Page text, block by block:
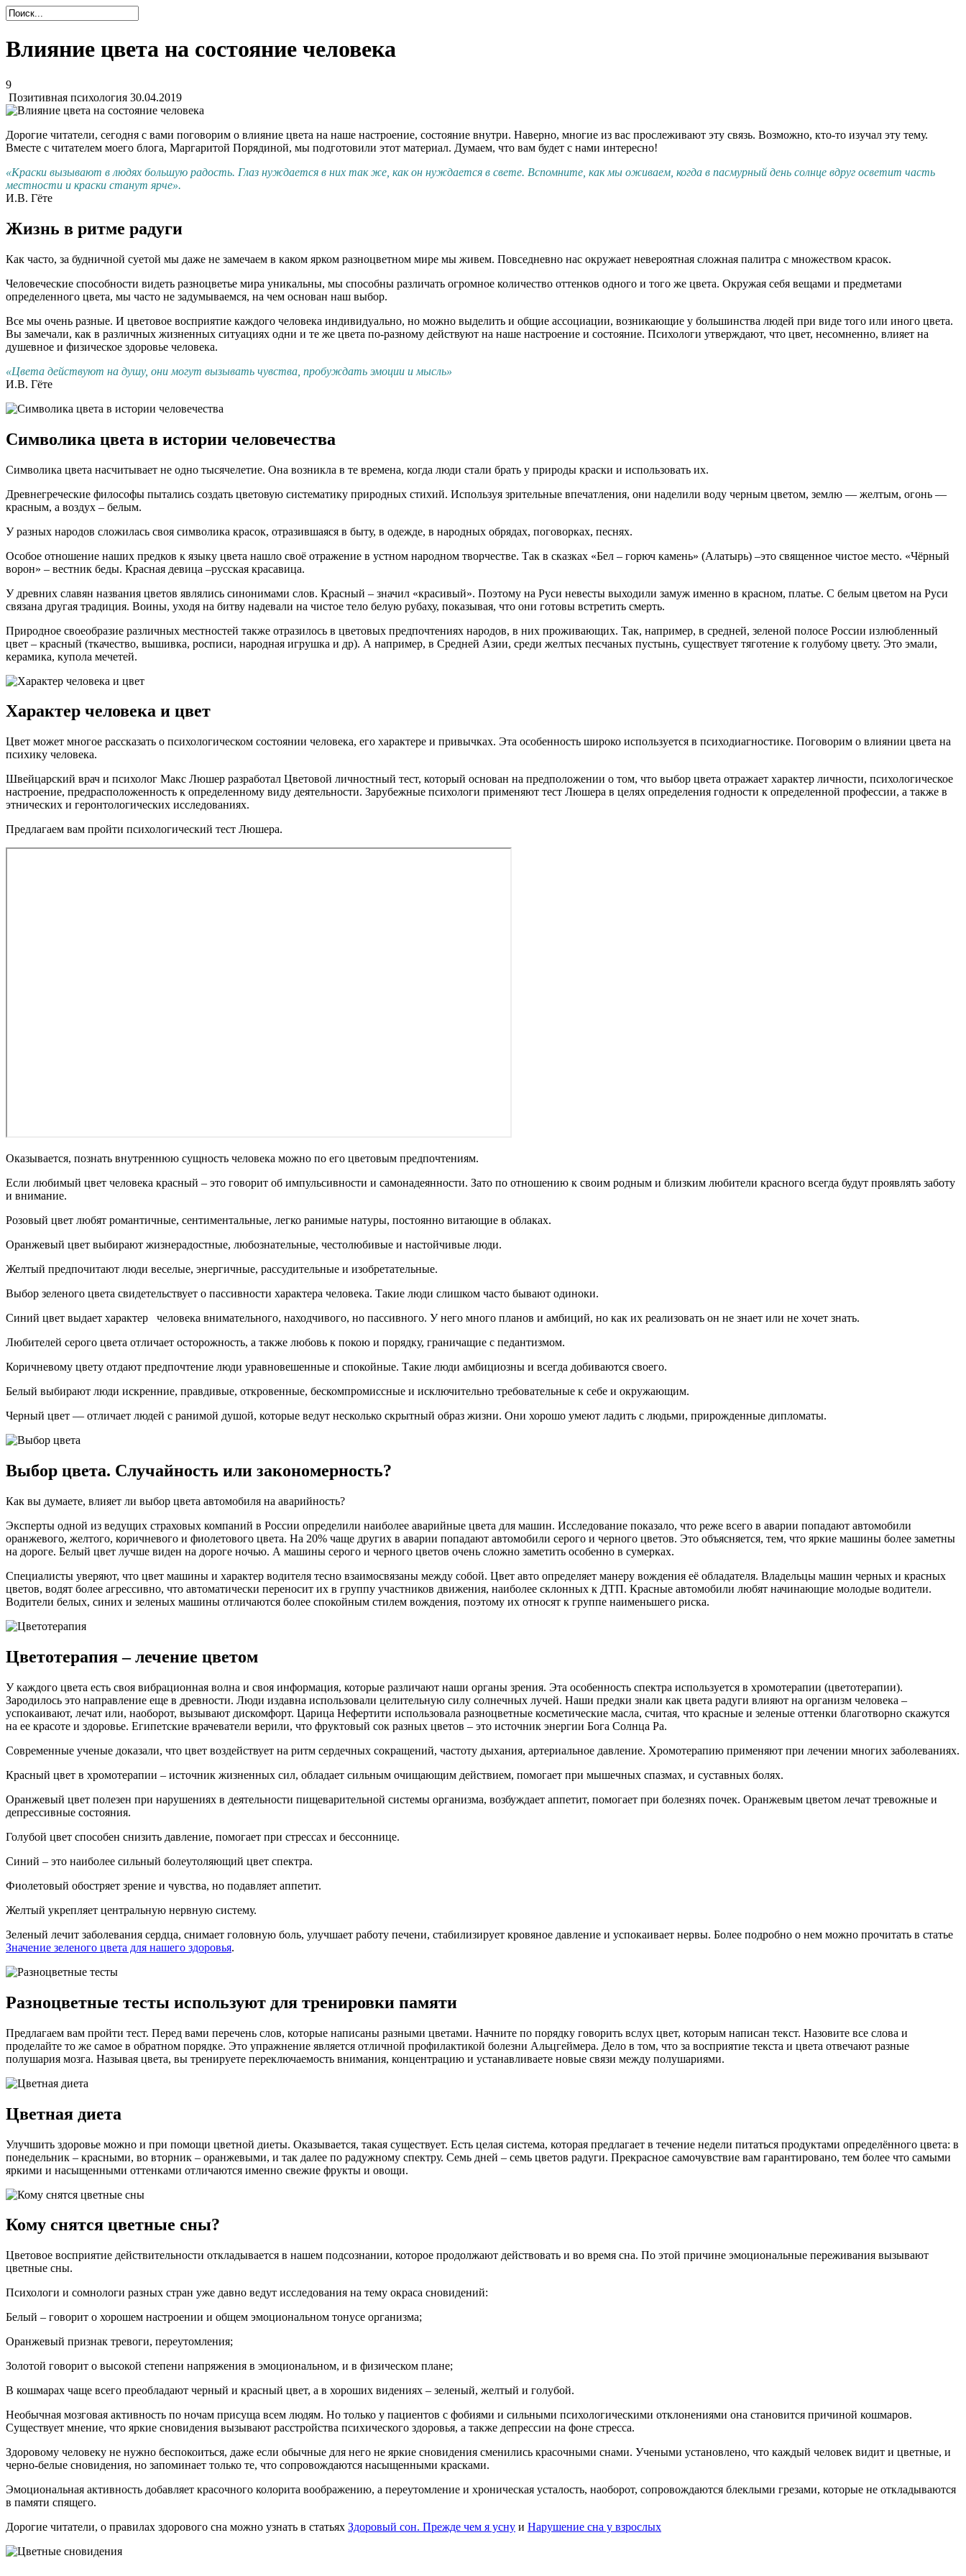
Влияние цвета на состояние человека
9
Позитивная психология 30.04.2019
Дорогие читатели, сегодня с вами поговорим о влияние цвета на наше настроение, состояние внутри. Наверно, многие из вас прослеживают эту связь. Возможно, кто-то изучал эту тему.
Вместе с читателем моего блога, Маргаритой Порядиной, мы подготовили этот материал. Думаем, что вам будет с нами интересно!
«Краски вызывают в людях большую радость. Глаз нуждается в них так же, как он нуждается в свете. Вспомните, как мы оживаем, когда в пасмурный день солнце вдруг осветит часть
местности и краски станут ярче».
И.В. Гёте
Жизнь в ритме радуги
Как часто, за будничной суетой мы даже не замечаем в каком ярком разноцветном мире мы живем. Повседневно нас окружает невероятная сложная палитра с множеством красок.
Человеческие способности видеть разноцветье мира уникальны, мы способны различать огромное количество оттенков одного и того же цвета. Окружая себя вещами и предметами
определенного цвета, мы часто не задумываемся, на чем основан наш выбор.
Все мы очень разные. И цветовое восприятие каждого человека индивидуально, но можно выделить и общие ассоциации, возникающие у большинства людей при виде того или иного цвета.
Вы замечали, как в различных жизненных ситуациях одни и те же цвета по-разному действуют на наше настроение и состояние. Психологи утверждают, что цвет, несомненно, влияет на
душевное и физическое здоровье человека.
«Цвета действуют на душу, они могут вызывать чувства, пробуждать эмоции и мысль»
И.В. Гёте
Символика цвета в истории человечества
Символика цвета насчитывает не одно тысячелетие. Она возникла в те времена, когда люди стали брать у природы краски и использовать их.
Древнегреческие философы пытались создать цветовую систематику природных стихий. Используя зрительные впечатления, они наделили воду черным цветом, землю — желтым, огонь —
красным, а воздух – белым.
У разных народов сложилась своя символика красок, отразившаяся в быту, в одежде, в народных обрядах, поговорках, песнях.
Особое отношение наших предков к языку цвета нашло своё отражение в устном народном творчестве. Так в сказках «Бел – горюч камень» (Алатырь) –это священное чистое место. «Чёрный
ворон» – вестник беды. Красная девица –русская красавица.
У древних славян названия цветов являлись синонимами слов. Красный – значил «красивый». Поэтому на Руси невесты выходили замуж именно в красном, платье. С белым цветом на Руси
связана другая традиция. Воины, уходя на битву надевали на чистое тело белую рубаху, показывая, что они готовы встретить смерть.
Природное своеобразие различных местностей также отразилось в цветовых предпочтениях народов, в них проживающих. Так, например, в средней, зеленой полосе России излюбленный
цвет – красный (ткачество, вышивка, росписи, народная игрушка и др). А например, в Средней Азии, среди желтых песчаных пустынь, существует тяготение к голубому цвету. Это эмали,
керамика, купола мечетей.
Характер человека и цвет
Цвет может многое рассказать о психологическом состоянии человека, его характере и привычках. Эта особенность широко используется в психодиагностике. Поговорим о влиянии цвета на
психику человека.
Швейцарский врач и психолог Макс Люшер разработал Цветовой личностный тест, который основан на предположении о том, что выбор цвета отражает характер личности, психологическое
настроение, предрасположенность к определенному виду деятельности. Зарубежные психологи применяют тест Люшера в целях определения годности к определенной профессии, а также в
этнических и геронтологических исследованиях.
Предлагаем вам пройти психологический тест Люшера.
Оказывается, познать внутреннюю сущность человека можно по его цветовым предпочтениям.
Если любимый цвет человека красный – это говорит об импульсивности и самонадеянности. Зато по отношению к своим родным и близким любители красного всегда будут проявлять заботу
и внимание.
Розовый цвет любят романтичные, сентиментальные, легко ранимые натуры, постоянно витающие в облаках.
Оранжевый цвет выбирают жизнерадостные, любознательные, честолюбивые и настойчивые люди.
Желтый предпочитают люди веселые, энергичные, рассудительные и изобретательные.
Выбор зеленого цвета свидетельствует о пассивности характера человека. Такие люди слишком часто бывают одиноки.
Синий цвет выдает характер человека внимательного, находчивого, но пассивного. У него много планов и амбиций, но как их реализовать он не знает или не хочет знать.
Любителей серого цвета отличает осторожность, а также любовь к покою и порядку, граничащие с педантизмом.
Коричневому цвету отдают предпочтение люди уравновешенные и спокойные. Такие люди амбициозны и всегда добиваются своего.
Белый выбирают люди искренние, правдивые, откровенные, бескомпромиссные и исключительно требовательные к себе и окружающим.
Черный цвет — отличает людей с ранимой душой, которые ведут несколько скрытный образ жизни. Они хорошо умеют ладить с людьми, прирожденные дипломаты.
Выбор цвета. Случайность или закономерность?
Как вы думаете, влияет ли выбор цвета автомобиля на аварийность?
Эксперты одной из ведущих страховых компаний в России определили наиболее аварийные цвета для машин. Исследование показало, что реже всего в аварии попадают автомобили
оранжевого, желтого, коричневого и фиолетового цвета. На 20% чаще других в аварии попадают автомобили серого и черного цветов. Это объясняется, тем, что яркие машины более заметны
на дороге. Белый цвет лучше виден на дороге ночью. А машины серого и черного цветов очень сложно заметить особенно в сумерках.
Специалисты уверяют, что цвет машины и характер водителя тесно взаимосвязаны между собой. Цвет авто определяет манеру вождения её обладателя. Владельцы машин черных и красных
цветов, водят более агрессивно, что автоматически переносит их в группу участников движения, наиболее склонных к ДТП. Красные автомобили любят начинающие молодые водители.
Водители белых, синих и зеленых машины отличаются более спокойным стилем вождения, поэтому их относят к группе наименьшего риска.
Цветотерапия – лечение цветом
У каждого цвета есть своя вибрационная волна и своя информация, которые различают наши органы зрения. Эта особенность спектра используется в хромотерапии (цветотерапии).
Зародилось это направление еще в древности. Люди издавна использовали целительную силу солнечных лучей. Наши предки знали как цвета радуги влияют на организм человека –
успокаивают, лечат или, наоборот, вызывают дискомфорт. Царица Нефертити использовала разноцветные косметические масла, считая, что красные и зеленые оттенки благотворно скажутся
на ее красоте и здоровье. Египетские врачеватели верили, что фруктовый сок разных цветов – это источник энергии Бога Солнца Ра.
Современные ученые доказали, что цвет воздействует на ритм сердечных сокращений, частоту дыхания, артериальное давление. Хромотерапию применяют при лечении многих заболеваниях.
Красный цвет в хромотерапии – источник жизненных сил, обладает сильным очищающим действием, помогает при мышечных спазмах, и суставных болях.
Оранжевый цвет полезен при нарушениях в деятельности пищеварительной системы организма, возбуждает аппетит, помогает при болезнях почек. Оранжевым цветом лечат тревожные и
депрессивные состояния.
Голубой цвет способен снизить давление, помогает при стрессах и бессоннице.
Синий – это наиболее сильный болеутоляющий цвет спектра.
Фиолетовый обостряет зрение и чувства, но подавляет аппетит.
Желтый укрепляет центральную нервную систему.
Зеленый лечит заболевания сердца, снимает головную боль, улучшает работу печени, стабилизирует кровяное давление и успокаивает нервы. Более подробно о нем можно прочитать в статье
Значение зеленого цвета для нашего здоровья.
Разноцветные тесты используют для тренировки памяти
Предлагаем вам пройти тест. Перед вами перечень слов, которые написаны разными цветами. Начните по порядку говорить вслух цвет, которым написан текст. Назовите все слова и
проделайте то же самое в обратном порядке. Это упражнение является отличной профилактикой болезни Альцгеймера. Дело в том, что за восприятие текста и цвета отвечают разные
полушария мозга. Называя цвета, вы тренируете переключаемость внимания, концентрацию и устанавливаете новые связи между полушариями.
Цветная диета
Улучшить здоровье можно и при помощи цветной диеты. Оказывается, такая существует. Есть целая система, которая предлагает в течение недели питаться продуктами определённого цвета: в
понедельник – красными, во вторник – оранжевыми, и так далее по радужному спектру. Семь дней – семь цветов радуги. Прекрасное самочувствие вам гарантировано, тем более что самыми
яркими и насыщенными оттенками отличаются именно свежие фрукты и овощи.
Кому снятся цветные сны?
Цветовое восприятие действительности откладывается в нашем подсознании, которое продолжают действовать и во время сна. По этой причине эмоциональные переживания вызывают
цветные сны.
Психологи и сомнологи разных стран уже давно ведут исследования на тему окраса сновидений:
Белый – говорит о хорошем настроении и общем эмоциональном тонусе организма;
Оранжевый признак тревоги, переутомления;
Золотой говорит о высокой степени напряжения в эмоциональном, и в физическом плане;
В кошмарах чаще всего преобладают черный и красный цвет, а в хороших видениях – зеленый, желтый и голубой.
Необычная мозговая активность по ночам присуща всем людям. Но только у пациентов с фобиями и сильными психологическими отклонениями она становится причиной кошмаров.
Существует мнение, что яркие сновидения вызывают расстройства психического здоровья, а также депрессии на фоне стресса.
Здоровому человеку не нужно беспокоиться, даже если обычные для него не яркие сновидения сменились красочными снами. Учеными установлено, что каждый человек видит и цветные, и
черно-белые сновидения, но запоминает только те, что сопровождаются насыщенными красками.
Эмоциональная активность добавляет красочного колорита воображению, а переутомление и хроническая усталость, наоборот, сопровождаются блеклыми грезами, которые не откладываются
в памяти спящего.
Дорогие читатели, о правилах здорового сна можно узнать в статьях Здоровый сон. Прежде чем я усну и Нарушение сна у взрослых